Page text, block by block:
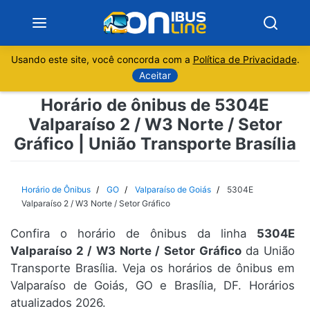
Sobre
Minas Gerais
Espírito Santo
Paraná
Usando este site, você concorda com a Política de Privacidade.
Aceitar
Horário de ônibus de 5304E
Valparaíso 2 / W3 Norte / Setor
Gráfico | União Transporte Brasília
Horário de Ônibus GO Valparaíso de Goiás
5304E
Valparaíso 2 / W3 Norte / Setor Gráfico
Confira o horário de ônibus da linha 5304E
Valparaíso 2 / W3 Norte / Setor Gráficoda União
Transporte Brasília. Veja os horários de ônibus em
Valparaíso de Goiás, GO e Brasília, DF. Horários
atualizados 2026.